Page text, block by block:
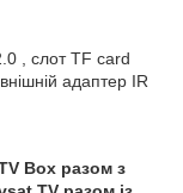
, слот TF card
адаптер IR
Box разом з